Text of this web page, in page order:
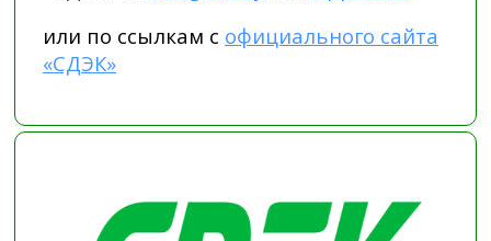
или по ссылкам с официального сайта
«СДЭК»